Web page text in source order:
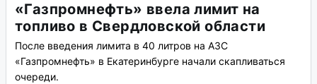
«Газпромнефть» ввела лимит на
топливо в Свердловской области
После введения лимита в 40 литров на АЗС
«Газпромнефть» в Екатеринбурге начали скапливаться
очереди.